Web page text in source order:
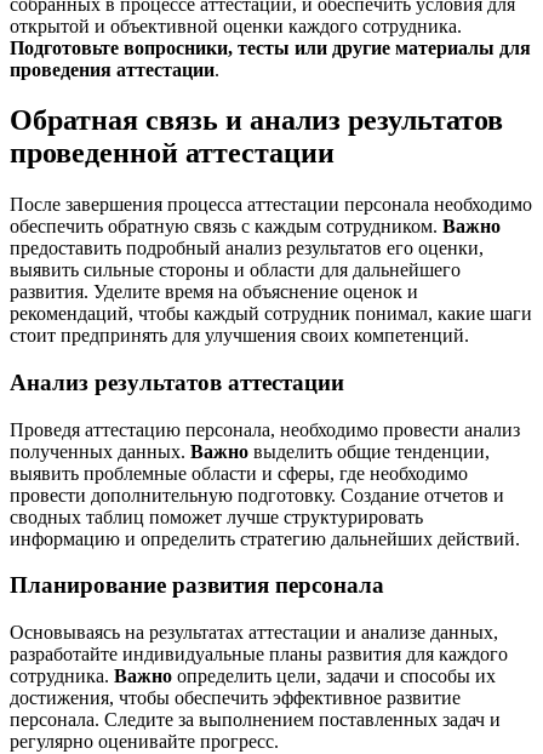
открытой и объективной оценки каждого сотрудника.
Подготовьте вопросники, тесты или другие материалы для
проведения аттестации.
Обратная связь и анализ результатов
проведенной аттестации
После завершения процесса аттестации персонала необходимо
обеспечить обратную связь с каждым сотрудником. Важно
предоставить подробный анализ результатов его оценки,
выявить сильные стороны и области для дальнейшего
развития. Уделите время на объяснение оценок и
рекомендаций, чтобы каждый сотрудник понимал, какие шаги
стоит предпринять для улучшения своих компетенций.
Анализ результатов аттестации
Проведя аттестацию персонала, необходимо провести анализ
полученных данных. Важно выделить общие тенденции,
выявить проблемные области и сферы, где необходимо
провести дополнительную подготовку. Создание отчетов и
сводных таблиц поможет лучше структурировать
информацию и определить стратегию дальнейших действий.
Планирование развития персонала
Основываясь на результатах аттестации и анализе данных,
разработайте индивидуальные планы развития для каждого
сотрудника. Важно определить цели, задачи и способы их
достижения, чтобы обеспечить эффективное развитие
персонала. Следите за выполнением поставленных задач и
регулярно оценивайте прогресс.